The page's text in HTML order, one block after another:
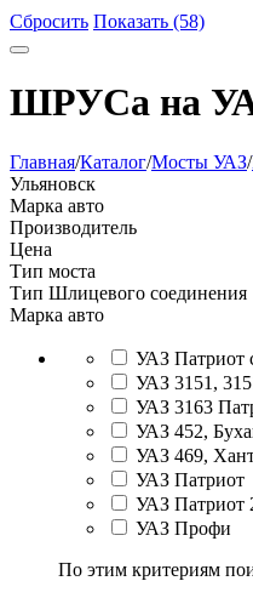
Сбросить Показать (58)
ШРУСа на
Главная/Каталог/Мосты УАЗ/
Ульяновск
Марка авто
Производитель
Цена
Тип моста
Тип Шлицевого соединения
Марка авто
УАЗ Патриот
УАЗ 3151,
УАЗ 3163
УАЗ 452,
УАЗ 469,
УАЗ Патриот
УАЗ Патриот
УАЗ Профи
По этим критериям